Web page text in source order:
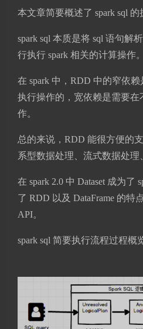
本文章简要概述了 spark sql 的
spark sql 本质是将 sql 语句解
行执行 spark 相关的计算操作。
在 spark 中，RDD 中的窄依
执行操作的，宽依赖是需要在
作。
总的来说，RDD 能很方便的
系型数据处理、流式数据处理
在 spark 2.0 中 Dataset 成为了
了 RDD 以及 DataFrame 的特
API。
spark sql 简要执行流程过程概